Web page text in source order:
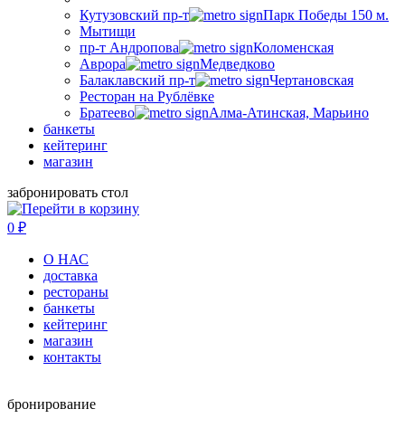
Кутузовский пр-т
Парк Победы 150 м.
Мытищи
пр-т Андропова
Коломенская
Аврора
Медведково
Балаклавский пр-т
Чертановская
Ресторан на Рублёвке
Братеево
Алма-Атинская, Марьино
банкеты
кейтеринг
магазин
забронировать стол
0 ₽
О НАС
доставка
рестораны
банкеты
кейтеринг
магазин
контакты
бронирование